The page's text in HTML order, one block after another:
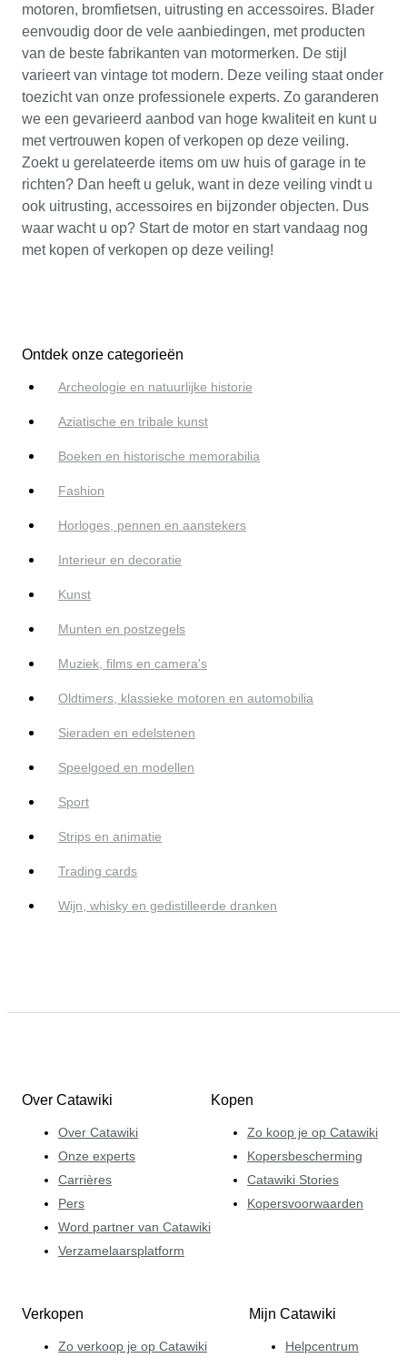
motoren, bromfietsen, uitrusting en accessoires. Blader
eenvoudig door de vele aanbiedingen, met producten
van de beste fabrikanten van motormerken. De stijl
varieert van vintage tot modern. Deze veiling staat onder
toezicht van onze professionele experts. Zo garanderen
we een gevarieerd aanbod van hoge kwaliteit en kunt u
met vertrouwen kopen of verkopen op deze veiling.
Zoekt u gerelateerde items om uw huis of garage in te
richten? Dan heeft u geluk, want in deze veiling vindt u
ook uitrusting, accessoires en bijzonder objecten. Dus
waar wacht u op? Start de motor en start vandaag nog
met kopen of verkopen op deze veiling!
Ontdek onze categorieën
Archeologie en natuurlijke historie
Aziatische en tribale kunst
Boeken en historische memorabilia
Fashion
Horloges, pennen en aanstekers
Interieur en decoratie
Kunst
Munten en postzegels
Muziek, films en camera's
Oldtimers, klassieke motoren en automobilia
Sieraden en edelstenen
Speelgoed en modellen
Sport
Strips en animatie
Trading cards
Wijn, whisky en gedistilleerde dranken
Over Catawiki
Over Catawiki
Onze experts
Carrières
Pers
Word partner van Catawiki
Verzamelaarsplatform
Kopen
Zo koop je op Catawiki
Kopersbescherming
Catawiki Stories
Kopersvoorwaarden
Verkopen
Zo verkoop je op Catawiki
Mijn Catawiki
Helpcentrum